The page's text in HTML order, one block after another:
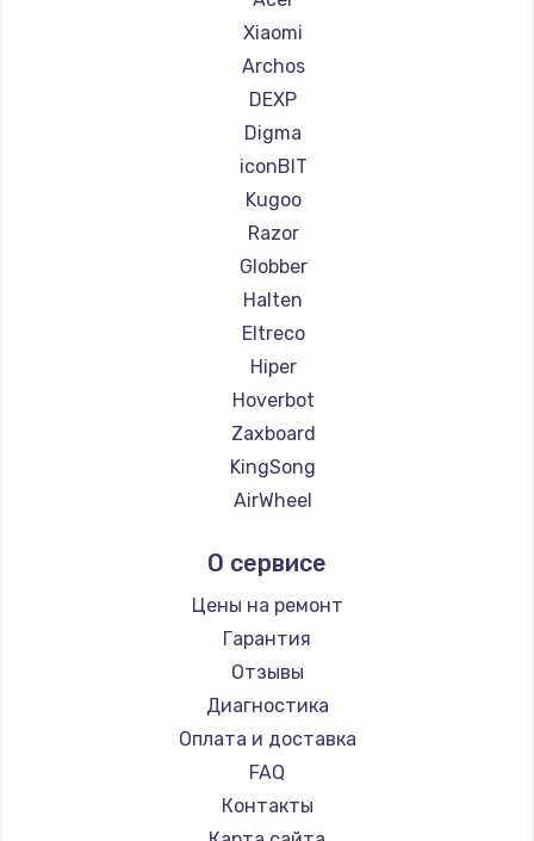
Ремонт самокатов Joyor
Ремонт самокатов Minimotors
Ремонт самокатов Bork
Ремонт самокатов Segway
Ремонт самокатов KIRIN
Xiaomi
Archos
DEXP
Digma
iconBIT
Kugoo
Razor
Globber
Halten
Eltreco
Hiper
Hoverbot
Zaxboard
KingSong
AirWheel
Hunter
Shorner
Joyor
Minimotors
Bork
Segway
KIRIN
О сервисе
Цены на ремонт
Гарантия
Отзывы
Диагностика
Оплата и доставка
FAQ
Контакты